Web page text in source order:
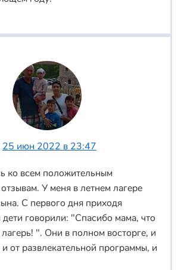
25 июн 2022 в 23:47
ко всем положительным
У меня в летнем лагере
С первого дня приходя
говорили: "Спасибо мама, что
". Они в полном восторге, и
от развлекательной программы, и